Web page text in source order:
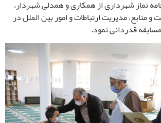
نماز شهرداری از همکاری و همدلی شهردار،
منابع، مدیریت ارتباطات و امور بین الملل در
قدردانی نمود.